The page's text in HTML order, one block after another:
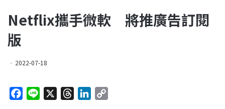
Netflix攜手微軟 將推廣告訂閱
版
2022-07-18